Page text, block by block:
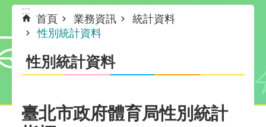
:::
首頁 業務資訊
統計資料
性別統計資料
性別統計資料
臺北市政府體育局性別統計